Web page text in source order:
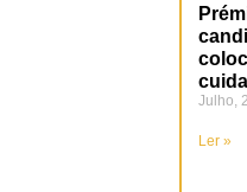
Julho,
Ler »